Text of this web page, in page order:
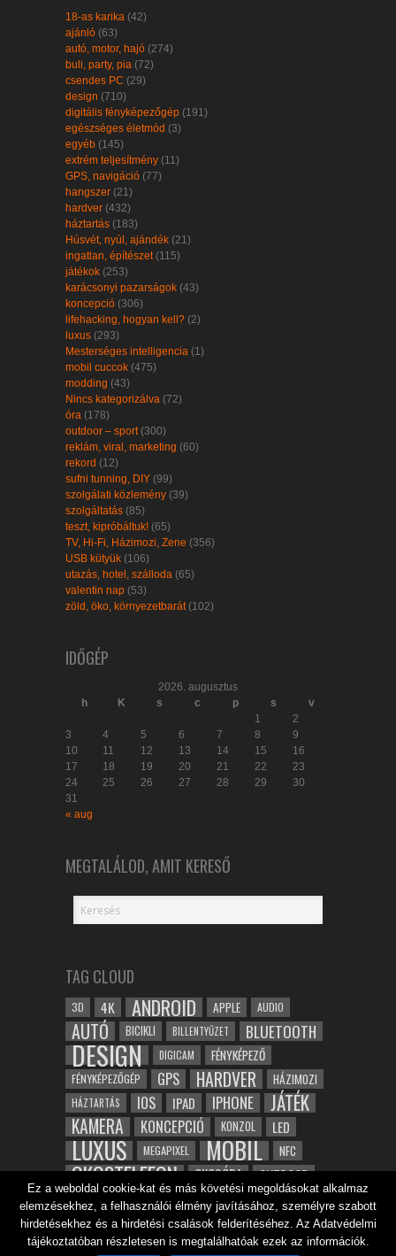
18-as karika (42)
ajánló (63)
autó, motor, hajó (274)
buli, party, pia (72)
csendes PC (29)
design (710)
digitális fényképezőgép (191)
egészséges életmód (3)
egyéb (145)
extrém teljesítmény (11)
GPS, navigáció (77)
hangszer (21)
hardver (432)
háztartás (183)
Húsvét, nyúl, ajándék (21)
ingatlan, építészet(115)
játékok (253)
karácsonyi pazarságok (43)
koncepció (306)
lifehacking, hogyan kell? (2)
luxus (293)
Mesterséges intelligencia (1)
mobil cuccok (475)
modding (43)
Nincs kategorizálva (72)
óra (178)
outdoor – sport(300)
reklám, viral, marketing (60)
rekord (12)
sufni tunning, DIY (99)
szolgálati közlemény (39)
szolgáltatás (85)
teszt, kipróbáltuk! (65)
TV, Hi-Fi, Házimozi, Zene (356)
USB kütyük (106)
utazás, hotel, szálloda (65)
valentin nap (53)
zöld, öko, környezetbarát(102)
IDŐGÉP
2026. augusztus
h
K s c p s
v
1
2
3
4 5 6 7 8
9
10
11 12 13 14 15
16
17
18 19 20 21 22
23
24
25 26 27 28 29
30
31
« aug
MEGTALÁLOD, AMIT KERESŐ
TAG CLOUD
3D 4K ANDROID APPLE AUDIO
AUTÓ BICIKLI BILLENTYŰZET BLUETOOTH
DESIGN DIGICAM FÉNYKÉPEZŐ
FÉNYKÉPEZŐGÉP GPS HARDVER HÁZIMOZI
HÁZTARTÁS IOS IPAD IPHONE JÁTÉK
KAMERA KONCEPCIÓ KONZOL LED
LUXUS MEGAPIXEL MOBIL NFC
OKOSTELEFON OKOSÓRA OUTDOOR
ROBOT SAMSUNG SPORT TABLET
TESZT VIDEÓ VÍZÁLLÓ WIFI ZENE ZÖLD
ÉPÍTÉSZET ÉRINTŐKÉPERNYŐ ÓRA
Ez a weboldal cookie-kat és más követési megoldásokat alkalmaz
elemzésekhez, a felhasználói élmény javításához, személyre szabott
hirdetésekhez és a hirdetési csalások felderítéséhez. Az Adatvédelmi
tájékoztatóban részletesen is megtalálhatóak ezek az információk.